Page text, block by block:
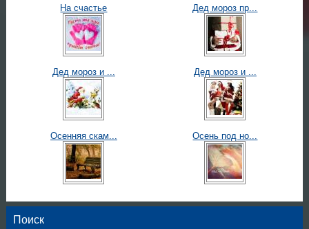
На счастье Дед мороз пр...
Дед мороз и ... Дед мороз и ...
Осенняя скам... Осень под но...
Поиск